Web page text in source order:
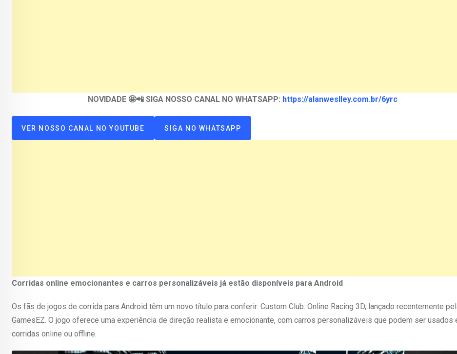
NOVIDADE 🤩📲 SIGA NOSSO CANAL NO WHATSAPP: https://alanweslley.com.br/6yrc
VER NOSSO CANAL NO YOUTUBE SIGA NO WHATSAPP
Corridas online emocionantes e carros personalizáveis já estão disponíveis para Android
Os fãs de jogos de corrida para Android têm um novo título para conferir: Custom Club: Online Racing 3D, lançado recentemente
GamesEZ. O jogo oferece uma experiência de direção realista e emocionante, com carros personalizáveis que podem ser usados
corridas online ou offline.